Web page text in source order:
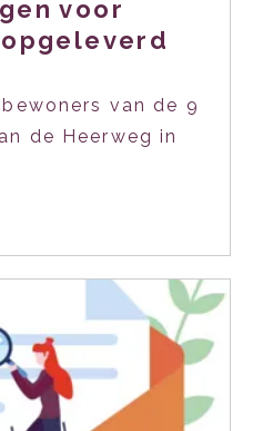
voor
van de 9
de Heerweg in